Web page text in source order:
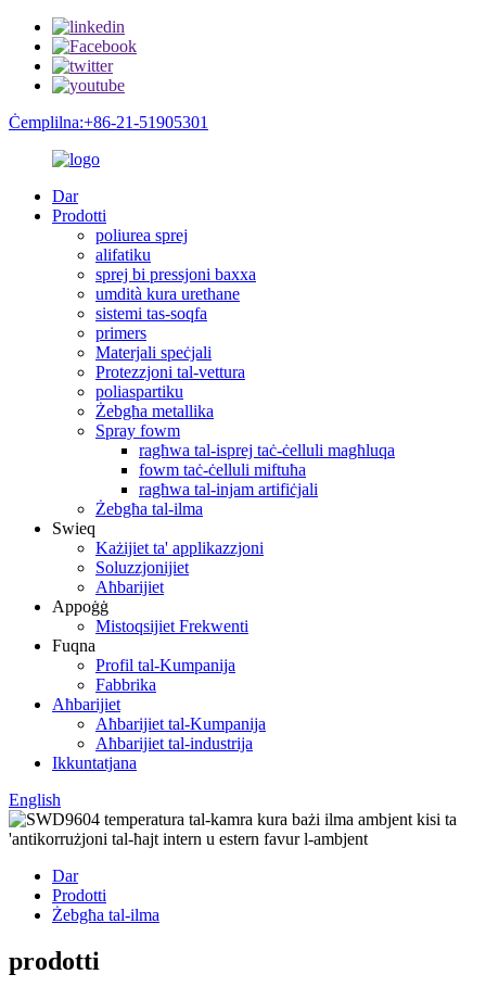
Ċemplilna:+86-21-51905301
Dar
Prodotti
poliurea sprej
alifatiku
sprej bi pressjoni baxxa
umdità kura urethane
sistemi tas-soqfa
primers
Materjali speċjali
Protezzjoni tal-vettura
poliaspartiku
Żebgħa metallika
Spray fowm
ragħwa tal-isprej taċ-ċelluli magħluqa
fowm taċ-ċelluli miftuħa
ragħwa tal-injam artifiċjali
Żebgħa tal-ilma
Swieq
Każijiet ta' applikazzjoni
Soluzzjonijiet
Aħbarijiet
Appoġġ
Mistoqsijiet Frekwenti
Fuqna
Profil tal-Kumpanija
Fabbrika
Aħbarijiet
Aħbarijiet tal-Kumpanija
Aħbarijiet tal-industrija
Ikkuntatjana
English
Dar
Prodotti
Żebgħa tal-ilma
prodotti